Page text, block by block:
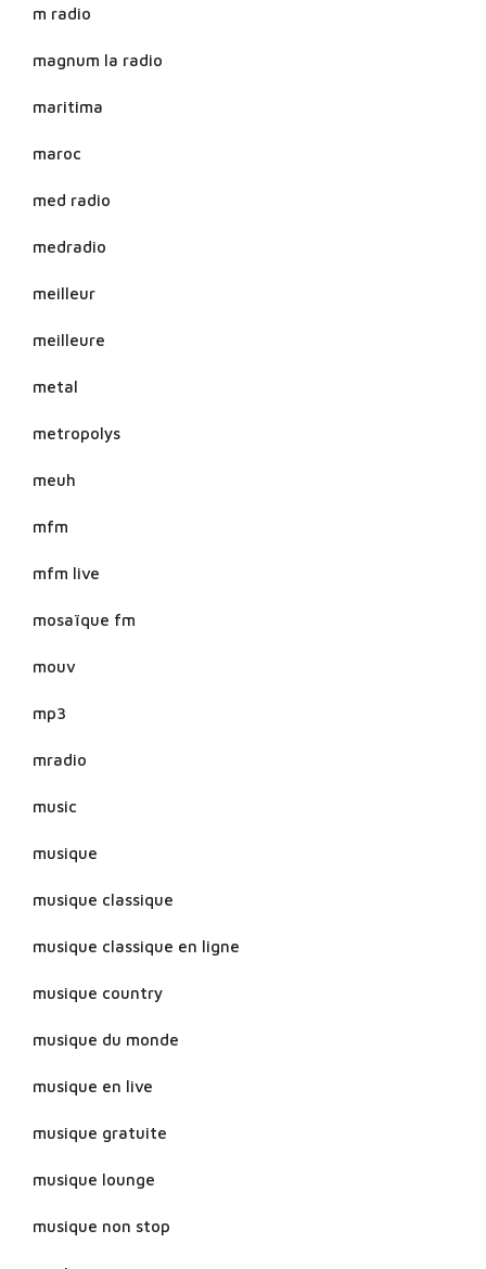
m radio
magnum la radio
maritima
maroc
med radio
medradio
meilleur
meilleure
metal
metropolys
meuh
mfm
mfm live
mosaïque fm
mouv
mp3
mradio
music
musique
musique classique
musique classique en ligne
musique country
musique du monde
musique en live
musique gratuite
musique lounge
musique non stop